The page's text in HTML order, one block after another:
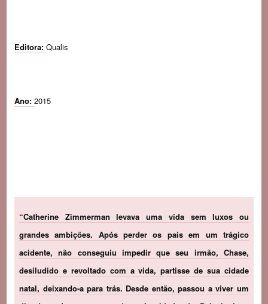
Editora: Qualis
Ano: 2015
“Catherine Zimmerman levava uma vida sem luxos ou
grandes ambições. Após perder os pais em um trágico
acidente, não conseguiu impedir que seu irmão, Chase,
desiludido e revoltado com a vida, partisse de sua cidade
natal, deixando-a para trás. Desde então, passou a viver um